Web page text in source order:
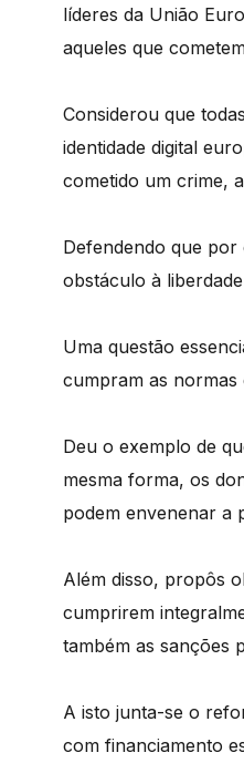
líderes da União
aqueles que
Considerou que
identidade digital
cometido um crime,
Defendendo que por
obstáculo à
Uma questão
cumpram as normas
Deu o exemplo de
mesma forma, os
podem envenenar a
Além disso, propôs
cumprirem
também as sanções
A isto junta-se o
com financiamento